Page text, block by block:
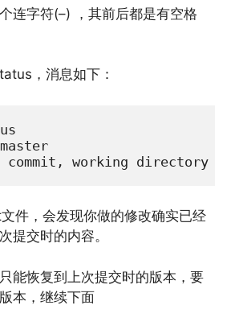
连字符(–) ，其前后都是有空格
，消息如下：
commit, working directory
件，会发现你做的修改确实已经
提交时的内容。
能恢复到上次提交时的版本，要
本，继续下面